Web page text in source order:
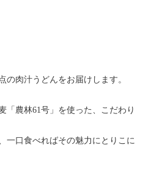
の肉汁うどんをお届けします。
「農林61号」を使った、こだわり
一口食べればその魅力にとりこに